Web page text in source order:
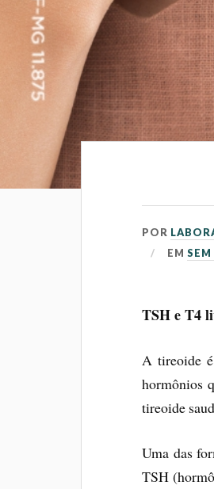
POR
EM
TSH e T4
A tireoide
hormônios
tireoide
Uma das
TSH